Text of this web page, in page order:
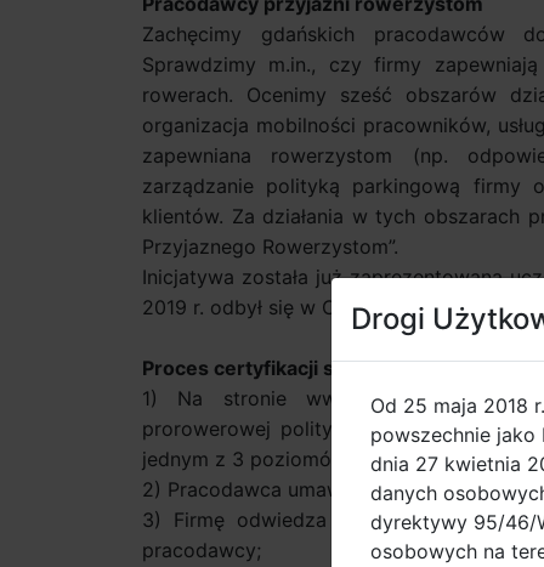
Zachęcimy gdańskich pracodawców
Sprawdzimy m.in., czy firmy
rowerach. Ocenimy sześć obszarów
organizacja mobilności pracowników,
zapewniana rowerzystom (np.
zarządzanie polityką parkingową firmy
klientów. Za działania w tych obszarach
Przyjaznego Rowerzystom”.
Inicjatywa została już zaprezentowana
2019 r. odbył się w Centrum
Proces certyfikacji składa się z 5 etapów:
1) Na stronie
prorowerowej polityki w firmie i
jednym z 3 poziomów: złotym , srebrnym
2) Pracodawca umawia się na audyt;
3) Firmę odwiedza audytor, który na
pracodawcy;
Drogi
Od 25 maja 2018
powszechnie jako
dnia 27 kwietnia
danych
dyrektywy 95/46/
osobowych na